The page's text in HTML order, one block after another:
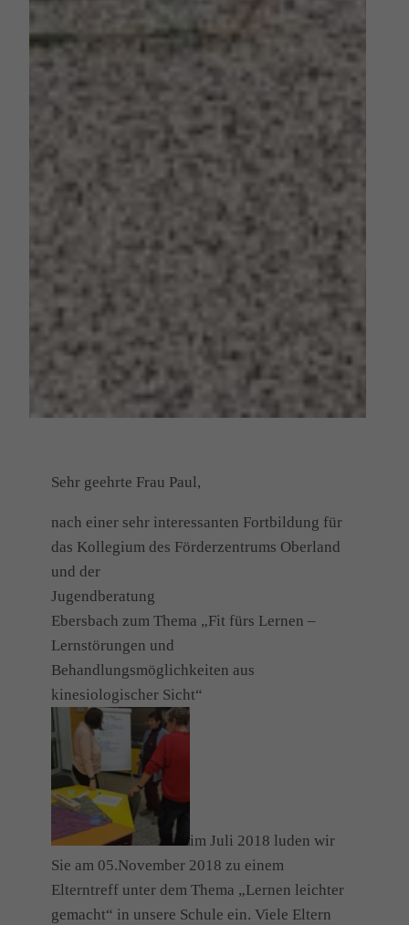
Sehr geehrte Frau Paul,
nach einer sehr interessanten Fortbildung für
das Kollegium des Förderzentrums Oberland
und der
Jugendberatung
Ebersbach zum Thema „Fit fürs Lernen –
Lernstörungen und
Behandlungsmöglichkeiten aus
kinesiologischer Sicht“
im Juli 2018 luden wir
Sie am 05.November 2018 zu einem
Elterntreff unter dem Thema „Lernen leichter
gemacht“ in unsere Schule ein. Viele Eltern